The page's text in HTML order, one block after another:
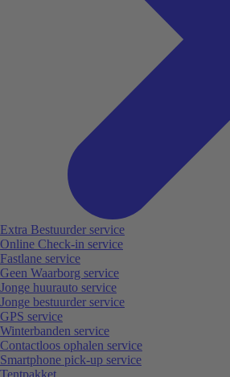
Extra Bestuurder service
Online Check-in service
Fastlane service
Geen Waarborg service
Jonge huurauto service
Jonge bestuurder service
GPS service
Winterbanden service
Contactloos ophalen service
Smartphone pick-up service
Tentpakket